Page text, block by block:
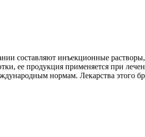
составляют инъекционные
ее продукция применяется при
нормам. Лекарства этого